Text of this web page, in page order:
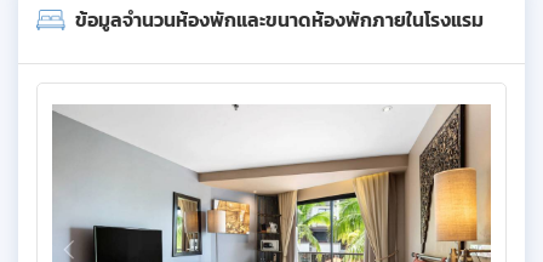
ข้อมูลจำนวนห้องพักและขนาดห้องพักภายในโรงแรม